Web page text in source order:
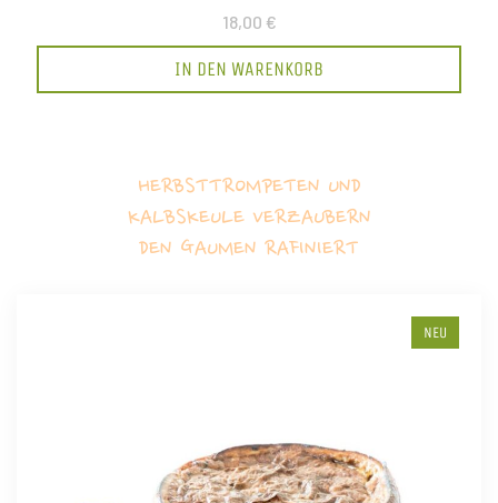
18,00 €
IN DEN WARENKORB
HERBSTTROMPETEN UND
KALBSKEULE VERZAUBERN
DEN GAUMEN RAFINIERT
NEU